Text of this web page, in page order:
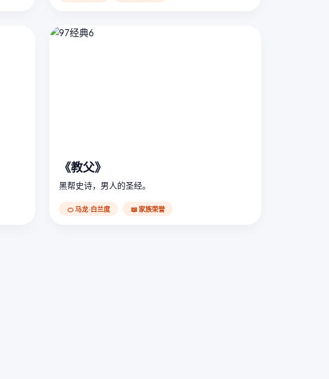
《教父》
黑帮史诗，男人的圣经。
🍊 马龙·白兰度 📖 家族荣誉